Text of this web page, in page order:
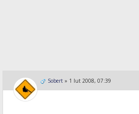
Sobert » 1 lut 2008, 07:39